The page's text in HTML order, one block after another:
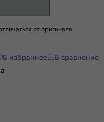
от оригинала.
В избранное
В сравнение